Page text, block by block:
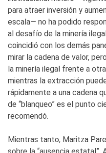
para atraer inversión y
escala— no ha podido
al desafío de la minería
coincidió con los demás
mirar la cadena de valor,
la minería ilegal frente a
mientras la extracción
rápidamente a una cadena
de “blanqueo” es el punto
recomendó.
Mientras tanto, Maritza